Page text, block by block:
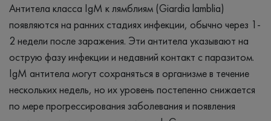
Антитела класса IgM к лямблиям (Giardia lamblia)
появляются на ранних стадиях инфекции, обычно через 1-
2 недели после заражения. Эти антитела указывают на
острую фазу инфекции и недавний контакт с паразитом.
IgM антитела могут сохраняться в организме в течение
нескольких недель, но их уровень постепенно снижается
по мере прогрессирования заболевания и появления